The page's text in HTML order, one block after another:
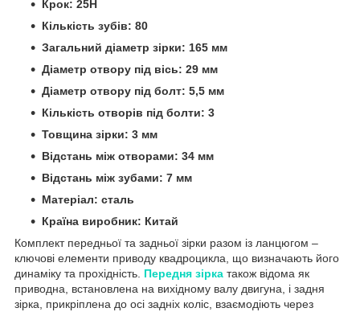
Крок: 25H
Кількість зубів: 80
Загальний діаметр зірки: 165 мм
Діаметр отвору під вісь: 29 мм
Діаметр отвору під болт: 5,5 мм
Кількість отворів під болти: 3
Товщина зірки: 3 мм
Відстань між отворами: 34 мм
Відстань між зубами: 7 мм
Матеріал: сталь
Країна виробник: Китай
Комплект передньої та задньої зірки разом із ланцюгом –
ключові елементи приводу квадроцикла, що визначають його
динаміку та прохідність. Передня зірка також відома як
приводна, встановлена ​​на вихідному валу двигуна, і задня
зірка, прикріплена до осі задніх коліс, взаємодіють через